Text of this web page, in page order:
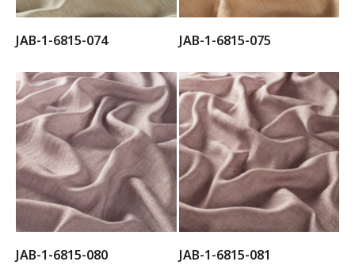
JAB-1-6815-074 JAB-1-6815-075
JAB-1-6815-080 JAB-1-6815-081